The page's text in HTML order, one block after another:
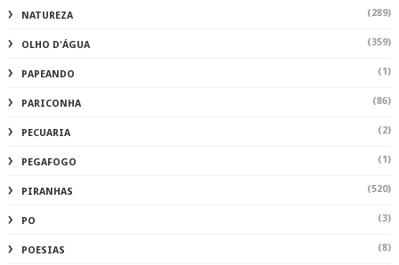
UFAL (2)
VÍDEOS DO CANAL DO BLOG ADALBERTO GOMES NOTÍCIAS NO YOU TUBE